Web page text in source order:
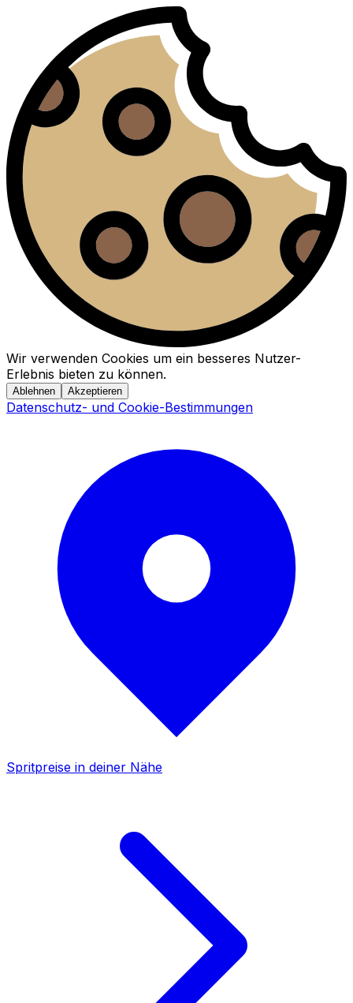
Wir verwenden Cookies um ein besseres Nutzer-
Erlebnis bieten zu können.
Ablehnen Akzeptieren
Datenschutz- und Cookie-Bestimmungen
Spritpreise in deiner Nähe